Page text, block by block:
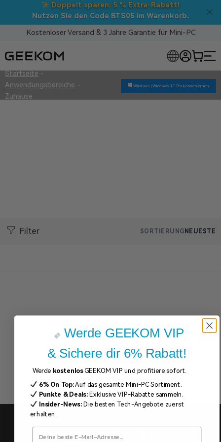
Doppelt sparen: 5 % Extra-Rabatt!
Nutzen Sie den Code BTS05 im Warenkorb.
Kostenloser Versand & 3 Jahre Garantie für Mini-PC
Startseite -
Anwendungsbereiche -
Zuhause
Windows | Windows 11 Pro kennenlernen
Filter SORTIERUNG NEUESTE
Abonnieren und 5% Rabatt
MINI-PCS
Werde GEEKOM VIP
& Sichere dir 6% Rabatt!
Werde kostenlosGEEKOM VIP und profitiere sofort.
6% On Top:Auf das gesamte Mini-PC Sortiment.
Punkte & Deals:Exklusive VIP-Rabatte sammeln.
Insider-News:Die besten Tech-Angebote zuerst
erhalten.